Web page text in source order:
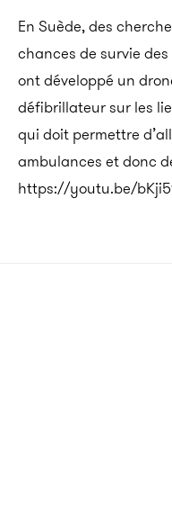
En Suède, des
chances de survie
ont développé un
défibrillateur sur les
qui doit permettre
ambulances et donc
https://youtu.be/